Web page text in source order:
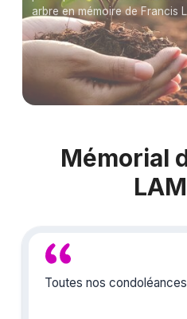
arbre en mémoire de Francis
Mémorial
Toutes nos